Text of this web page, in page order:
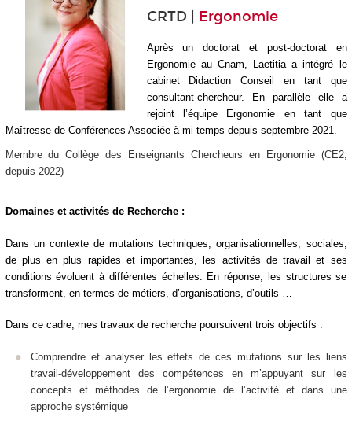
CRTD | Ergonomie
Après un doctorat et post-doctorat en
Ergonomie au Cnam, Laetitia a intégré le
cabinet Didaction Conseil en tant que
consultant-chercheur. En parallèle elle a
rejoint l’équipe Ergonomie en tant que
Maîtresse de Conférences Associée à mi-temps depuis septembre 2021.
Membre du Collège des Enseignants Chercheurs en Ergonomie (CE2,
depuis 2022)
Domaines et activités de Recherche :
Dans un contexte de mutations techniques, organisationnelles, sociales,
de plus en plus rapides et importantes, les activités de travail et ses
conditions évoluent à différentes échelles. En réponse, les structures se
transforment, en termes de métiers, d’organisations, d’outils …
Dans ce cadre, mes travaux de recherche poursuivent trois objectifs :
Comprendre et analyser les effets de ces mutations sur les liens
travail-développement des compétences en m’appuyant sur les
concepts et méthodes de l’ergonomie de l’activité et dans une
approche systémique